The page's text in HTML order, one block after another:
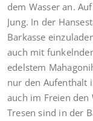
dem Wasser an.
Jung. In der
Barkasse
auch mit
edelstem
nur den Aufenthalt
auch im Freien den
Tresen sind in der